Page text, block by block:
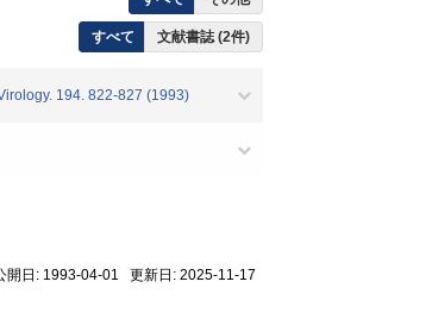
すべて 文献書誌 (2件)
194. 822-827 (1993)
開日: 1993-04-01 更新日: 2025-11-17